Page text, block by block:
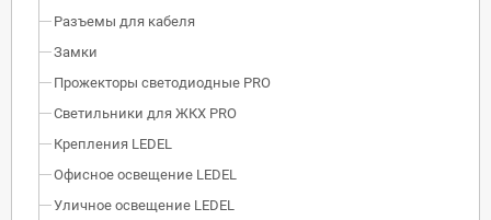
Разъемы для кабеля
Замки
Прожекторы светодиодные PRO
Светильники для ЖКХ PRO
Крепления LEDEL
Офисное освещение LEDEL
Уличное освещение LEDEL